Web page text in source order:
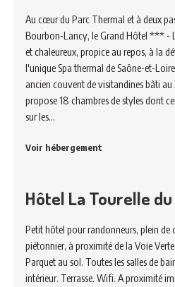
Au cœur du Parc Thermal et à deux
Bourbon-Lancy, le Grand Hôtel *** -
et chaleureux, propice au repos, à la
l'unique Spa thermal de Saône-et-
ancien couvent de visitandines bâti au
propose 18 chambres de styles dont
sur les…
Voir hébergement
Hôtel La Tourelle
Petit hôtel pour randonneurs, plein de
piétonnier, à proximité de la Voie
Parquet au sol. Toutes les salles de
intérieur. Terrasse. Wifi. A proximité